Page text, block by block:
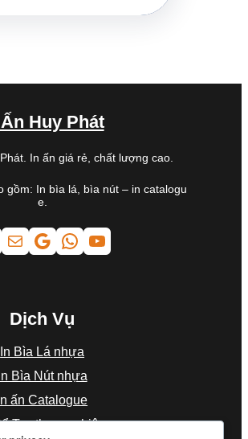
Huy Phát
In ấn giá rẻ, chất lượng cao.
gồm: In bìa lá, bìa nút – in catalogu
e.
Mail Google WhatsApp Youtube
Dịch Vụ
In Bìa Lá nhựa
In Bìa Nút nhựa
In ấn Catalogue
Tay thương hiệu